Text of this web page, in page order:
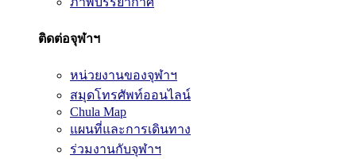
ติดต่อจุฬาฯ
หน่วยงานของจุฬาฯ
สมุดโทรศัพท์ออนไลน์
Chula Map
แผนที่และการเดินทาง
ร่วมงานกับจุฬาฯ